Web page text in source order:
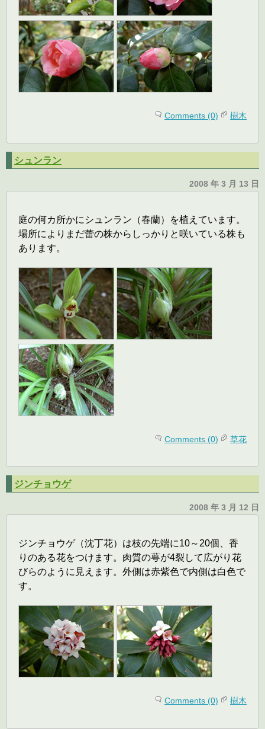
Comments (0) 樹木
シュンラン
2008 年 3 月 13 日
庭の何カ所かにシュンラン（春蘭）を植えています。
場所によりまだ蕾の株からしっかりと咲いている株も
あります。
Comments (0) 草花
ジンチョウゲ
2008 年 3 月 12 日
ジンチョウゲ（沈丁花）は枝の先端に10～20個、香
りのある花をつけます。肉質の萼が4裂して広がり花
びらのように見えます。外側は赤紫色で内側は白色で
す。
Comments (0) 樹木